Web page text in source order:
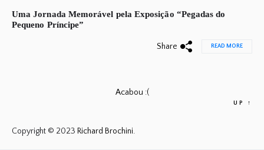
Uma Jornada Memorável pela Exposição “Pegadas do
Pequeno Príncipe”
Share READ MORE
Acabou :(
Copyright © 2023 Richard Brochini.
UP ↑